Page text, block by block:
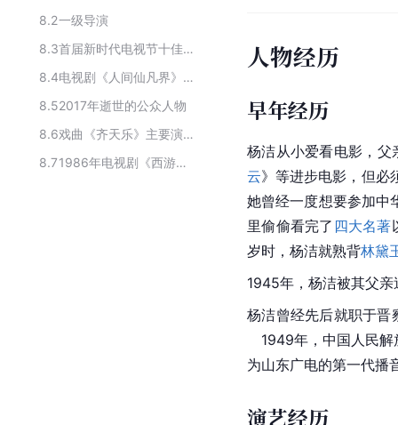
8.2一级导演
8.3
首届新时代电视节十佳电视导演
8.4
电视剧《人间仙凡界》的主要演职人员
8.52017年逝世的公众人物
8.6
戏曲《齐天乐》主要演职员
8.7
1986年电视剧《西游记》的编剧
人物经历
早年经历
杨洁从小爱看电影，父
云》等进步电影，但必
她曾经一度想要参加中
里偷偷看完了 四大名著
岁时，杨洁就熟背林黛
1945年，杨洁被其父亲
杨洁曾经先后就职于晋
1949年，中国人民解
为山东广电的第一代播
演艺经历